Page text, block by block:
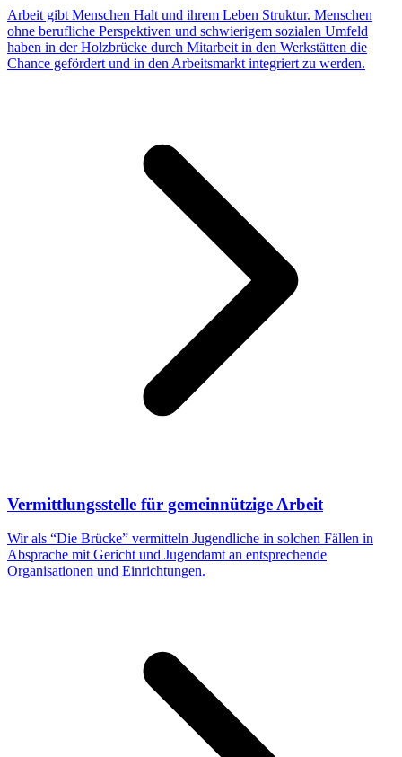
Arbeit gibt Menschen Halt und ihrem Leben Struktur. Menschen
ohne berufliche Perspektiven und schwierigem sozialen Umfeld
haben in der Holzbrücke durch Mitarbeit in den Werkstätten die
Chance gefördert und in den Arbeitsmarkt integriert zu werden.
Vermittlungsstelle für gemeinnützige Arbeit
Wir als “Die Brücke” vermitteln Jugendliche in solchen Fällen in
Absprache mit Gericht und Jugendamt an entsprechende
Organisationen und Einrichtungen.